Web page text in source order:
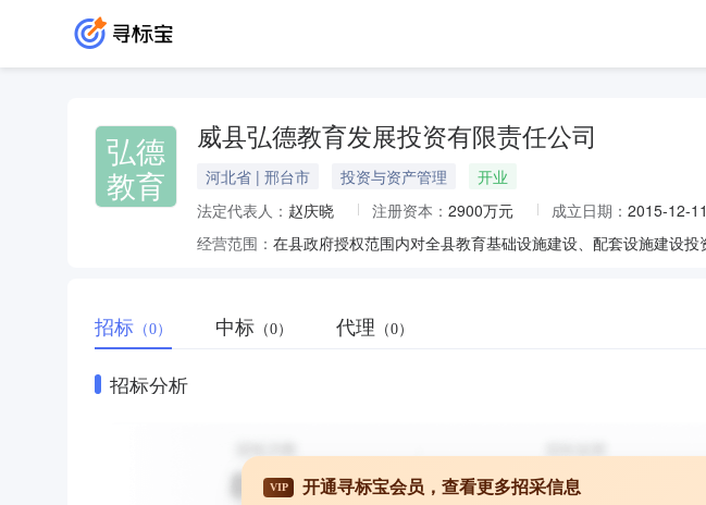
弘德
教育
威县弘德教育发展投资有限责任公司
河北省 | 邢台市 投资与资产管理
开业
法定代表人： 赵庆晓 注册资本： 2900万元 成立日期： 2015-12-11
经营范围：
招标 （0） 中标 （0） 代理 （0）
招标分析
VIP 开通寻标宝会员，查看更多招采信息